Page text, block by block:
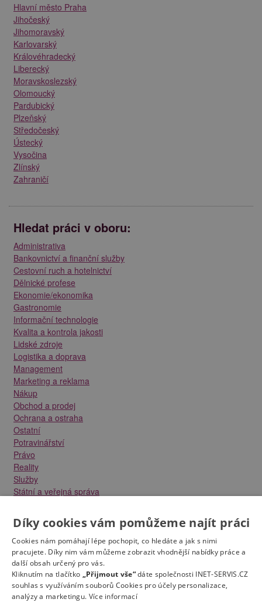
Hlavní město Praha
Jihočeský
Jihomoravský
Karlovarský
Královéhradecký
Liberecký
Moravskoslezský
Olomoucký
Pardubický
Plzeňský
Středočeský
Ústecký
Vysočina
Zlínský
Zahraničí
Hledat práci v oboru:
Administrativa
Bankovnictví a finanční služby
Cestovní ruch a hotelnictví
Dělnické profese
Ekonomie/ekonomika
Gastronomie
Informační technologie
Kvalita a kontrola jakosti
Lidské zdroje
Logistika a doprava
Management
Marketing a reklama
Nákup
Obchod a prodej
Ochrana a ostraha
Ostatní
Potravinářství
Právo
Reality
Služby
Státní a veřejná správa
Strojírenství
Technika a elektrotechnika
Tvůrčí práce a design
Výroba
Vzdělávání a školství
Zdravotnictví
Zemědělství, lesnictví a vodní hospodářství
Díky cookies vám pomůžeme najít práci
Cookies nám pomáhají lépe pochopit, co hledáte a jak s nimi
pracujete. Díky nim vám můžeme zobrazit vhodnější nabídky práce a
další obsah určený pro vás.
Kliknutím na tlačítko „Přijmout vše“dáte společnosti INET-SERVIS.CZ
souhlas s využíváním souborů Cookies pro účely personalizace,
analýzy a marketingu. Více informací